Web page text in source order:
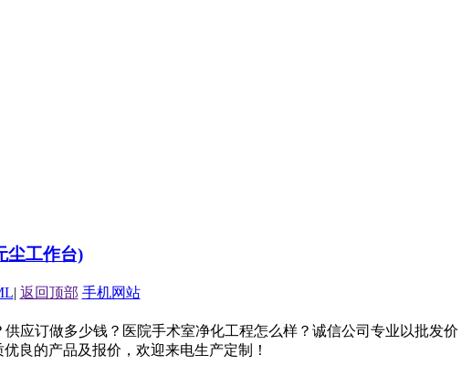
尘工作台)
| 返回顶部 手机网站
应订做多少钱？医院手术室净化工程怎么样？诚信公司专业以批发价
良的产品及报价，欢迎来电生产定制！